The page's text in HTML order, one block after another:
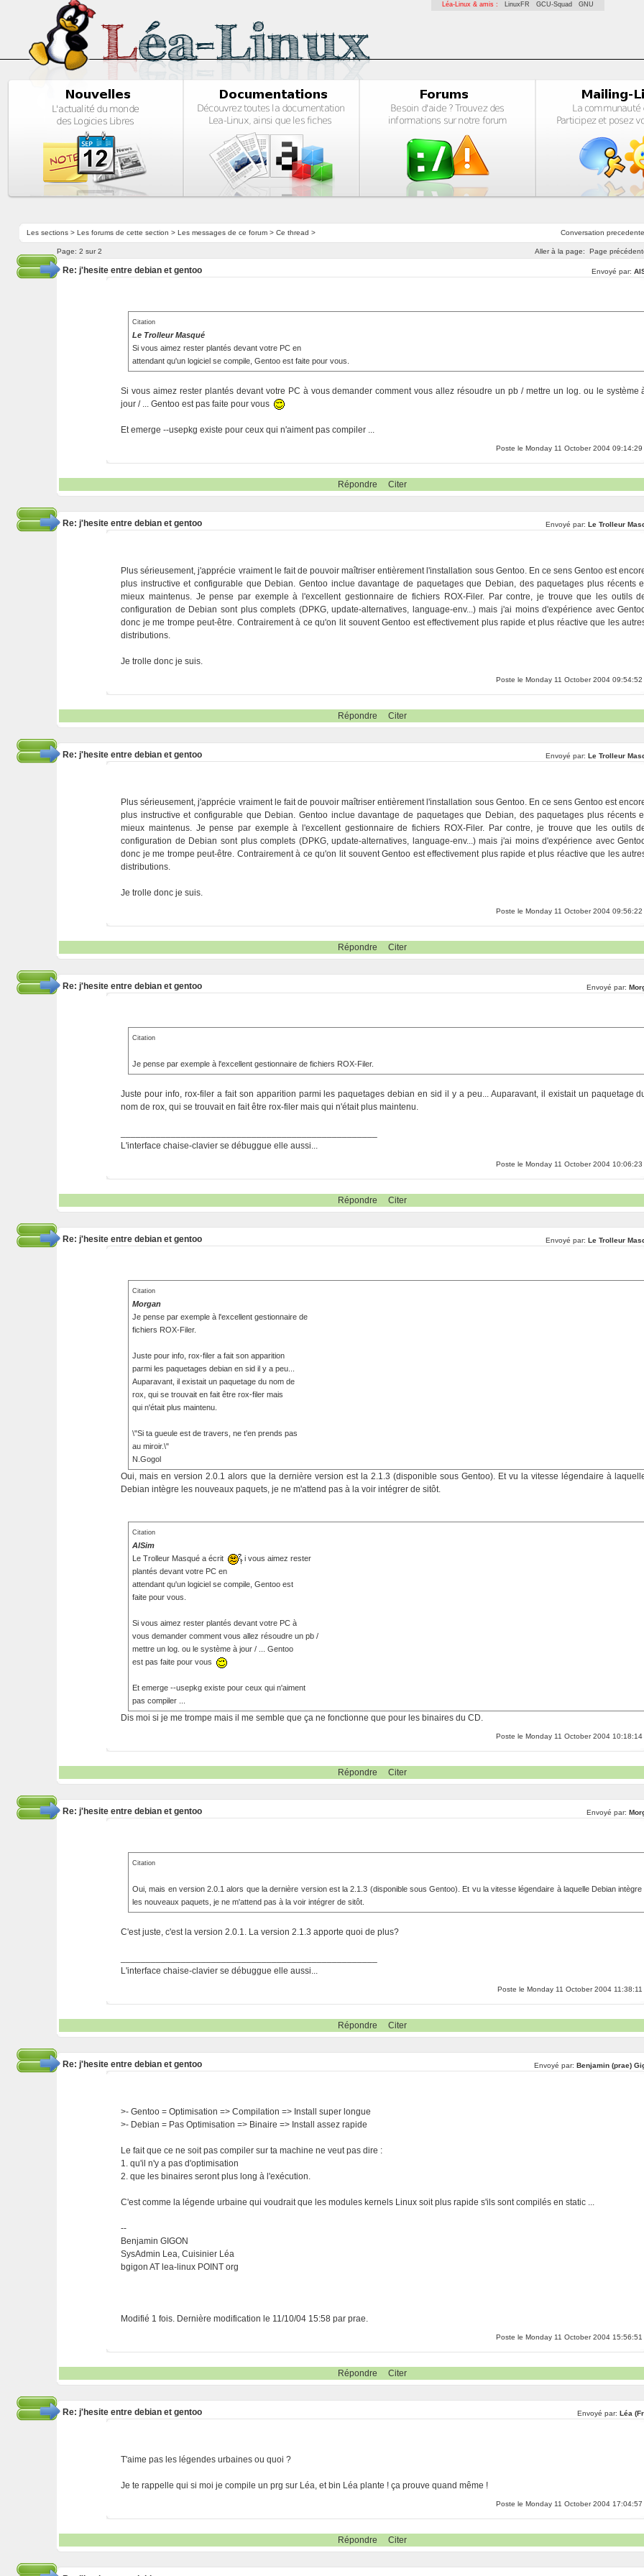
Léa-Linux & amis : LinuxFR GCU-Squad GNU
Conversation precedente
Les sections> Les forums de cette section > Les messages de ce forum> Ce thread >
Aller à la page: Page
Page: 2 sur 2
Re: j'hesite entre debian et gentoo Envoyé par:
Citation
Le Trolleur Masqué
Si vous aimez rester plantés devant votre PC en
attendant qu'un logiciel se compile, Gentoo est faite pour vous.
Si vous aimez rester plantés devant votre PC à vous demander comment vous allez résoudre un pb / mettre un log. ou le système
jour / ... Gentoo est pas faite pour vous
Et emerge --usepkg existe pour ceux qui n'aiment pas compiler ...
Poste le Monday 11 October 2004 09:14:29
Répondre Citer
Re: j'hesite entre debian et gentoo Envoyé par: Le Trolleur
Plus sérieusement, j'apprécie vraiment le fait de pouvoir maîtriser entièrement l'installation sous Gentoo. En ce sens Gentoo est
plus instructive et configurable que Debian. Gentoo inclue davantage de paquetages que Debian, des paquetages plus récents
mieux maintenus. Je pense par exemple à l'excellent gestionnaire de fichiers ROX-Filer. Par contre, je trouve que les outils
configuration de Debian sont plus complets (DPKG, update-alternatives, language-env...) mais j'ai moins d'expérience avec
donc je me trompe peut-être. Contrairement à ce qu'on lit souvent Gentoo est effectivement plus rapide et plus réactive que les
distributions.
Je trolle donc je suis.
Poste le Monday 11 October 2004 09:54:52
Répondre Citer
Re: j'hesite entre debian et gentoo Envoyé par: Le Trolleur
Plus sérieusement, j'apprécie vraiment le fait de pouvoir maîtriser entièrement l'installation sous Gentoo. En ce sens Gentoo est
plus instructive et configurable que Debian. Gentoo inclue davantage de paquetages que Debian, des paquetages plus récents
mieux maintenus. Je pense par exemple à l'excellent gestionnaire de fichiers ROX-Filer. Par contre, je trouve que les outils
configuration de Debian sont plus complets (DPKG, update-alternatives, language-env...) mais j'ai moins d'expérience avec
donc je me trompe peut-être. Contrairement à ce qu'on lit souvent Gentoo est effectivement plus rapide et plus réactive que les
distributions.
Je trolle donc je suis.
Poste le Monday 11 October 2004 09:56:22
Répondre Citer
Re: j'hesite entre debian et gentoo Envoyé par:
Citation
Je pense par exemple à l'excellent gestionnaire de fichiers ROX-Filer.
Juste pour info, rox-filer a fait son apparition parmi les paquetages debian en sid il y a peu... Auparavant, il existait un paquetage
nom de rox, qui se trouvait en fait être rox-filer mais qui n'était plus maintenu.
L'interface chaise-clavier se débuggue elle aussi...
Poste le Monday 11 October 2004 10:06:23
Répondre Citer
Re: j'hesite entre debian et gentoo Envoyé par: Le Trolleur
Citation
Morgan
Je pense par exemple à l'excellent gestionnaire de
fichiers ROX-Filer.
Juste pour info, rox-filer a fait son apparition
parmi les paquetages debian en sid il y a peu...
Auparavant, il existait un paquetage du nom de
rox, qui se trouvait en fait être rox-filer mais
qui n'était plus maintenu.
\"Si ta gueule est de travers, ne t'en prends pas
au miroir.\"
N.Gogol
Oui, mais en version 2.0.1 alors que la dernière version est la 2.1.3 (disponible sous Gentoo). Et vu la vitesse légendaire à
Debian intègre les nouveaux paquets, je ne m'attend pas à la voir intégrer de sitôt.
Citation
AlSim
Le Trolleur Masqué a écrit
i vous aimez rester
plantés devant votre PC en
attendant qu'un logiciel se compile, Gentoo est
faite pour vous.
Si vous aimez rester plantés devant votre PC à
vous demander comment vous allez résoudre un pb /
mettre un log. ou le système à jour / ... Gentoo
est pas faite pour vous
Et emerge --usepkg existe pour ceux qui n'aiment
pas compiler ...
Dis moi si je me trompe mais il me semble que ça ne fonctionne que pour les binaires du CD.
Poste le Monday 11 October 2004 10:18:14
Répondre Citer
Re: j'hesite entre debian et gentoo Envoyé par:
Citation
Oui, mais en version 2.0.1 alors que la dernière version est la 2.1.3 (disponible sous Gentoo). Et vu la vitesse légendaire à laquelle Debian intègre
les nouveaux paquets, je ne m'attend pas à la voir intégrer de sitôt.
C'est juste, c'est la version 2.0.1. La version 2.1.3 apporte quoi de plus?
L'interface chaise-clavier se débuggue elle aussi...
Poste le Monday 11 October 2004 11:38:11
Répondre Citer
Re: j'hesite entre debian et gentoo Envoyé par: Benjamin (prae)
>- Gentoo = Optimisation => Compilation => Install super longue
>- Debian = Pas Optimisation => Binaire => Install assez rapide
Le fait que ce ne soit pas compiler sur ta machine ne veut pas dire :
1. qu'il n'y a pas d'optimisation
2. que les binaires seront plus long à l'exécution.
C'est comme la légende urbaine qui voudrait que les modules kernels Linux soit plus rapide s'ils sont compilés en static ...
--
Benjamin GIGON
SysAdmin Lea, Cuisinier Léa
bgigon AT lea-linux POINT org
Modifié 1 fois. Dernière modification le 11/10/04 15:58 par prae.
Poste le Monday 11 October 2004 15:56:51
Répondre Citer
Re: j'hesite entre debian et gentoo Envoyé par: Léa
T'aime pas les légendes urbaines ou quoi ?
Je te rappelle qui si moi je compile un prg sur Léa, et bin Léa plante ! ça prouve quand même !
Poste le Monday 11 October 2004 17:04:57
Répondre Citer